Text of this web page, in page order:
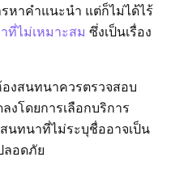
หาคำแนะนำ แต่ก็ไม่ได้ไร้
ที่ไม่เหมาะสม ซึ่งเป็นเรื่อง
งสนทนาควรตรวจสอบ
โดยการเลือกบริการ
ทนาที่ไม่ระบุชื่ออาจเป็น
อดภัย